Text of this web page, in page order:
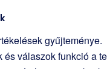
gyűjteménye.
és válaszok funkció a